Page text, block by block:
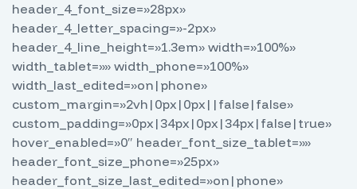
header_4_font_size=»28px»
header_4_letter_spacing=»-2px»
header_4_line_height=»1.3em» width=»100%»
width_tablet=»» width_phone=»100%»
width_last_edited=»on|phone»
custom_margin=»2vh|0px|0px||false|false»
custom_padding=»0px|34px|0px|34px|false|true»
hover_enabled=»0″ header_font_size_tablet=»»
header_font_size_phone=»25px»
header_font_size_last_edited=»on|phone»